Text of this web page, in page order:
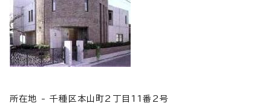
所在地 - 千種区本山町2丁目11番2号